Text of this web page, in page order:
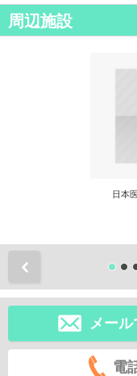
周辺施設
日本
メール
電